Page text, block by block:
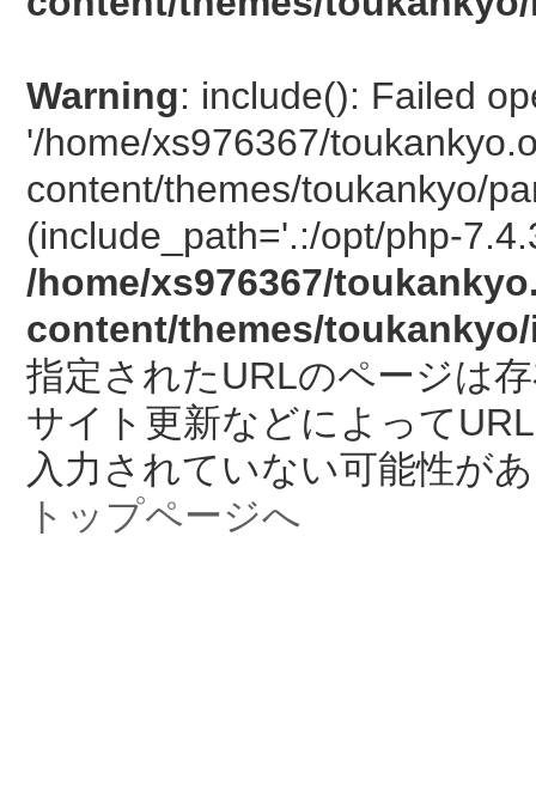
Warning: include(): Failed
'/home/xs976367/
content/themes/toukankyo/
(include_path='.:/opt/php-
/home/xs976367/
content/themes/
指定されたURLのページは
サイト更新などによって
入力されていない可能性が
トップページへ